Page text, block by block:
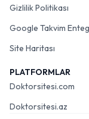
Gizlilik Politikası
Google Takvim
Site Haritası
PLATFORMLAR
Doktorsitesi.com
Doktorsitesi.az